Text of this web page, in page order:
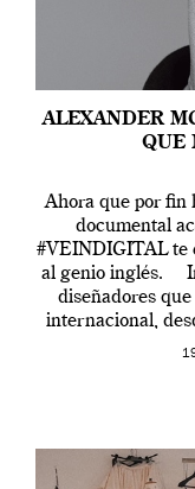
ALEXANDER
QUE
Ahora que por fin
documental
#VEINDIGITAL te
al genio inglés.
diseñadores
internacional,